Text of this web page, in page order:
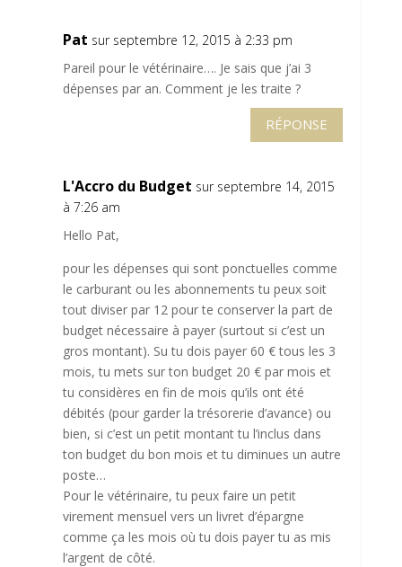
Pat sur septembre 12, 2015 à 2:33 pm
Pareil pour le vétérinaire…. Je sais que j’ai 3
dépenses par an. Comment je les traite ?
RÉPONSE
L'Accro du Budget sur septembre 14, 2015
à 7:26 am
Hello Pat,
pour les dépenses qui sont ponctuelles comme
le carburant ou les abonnements tu peux soit
tout diviser par 12 pour te conserver la part de
budget nécessaire à payer (surtout si c’est un
gros montant). Su tu dois payer 60 € tous les 3
mois, tu mets sur ton budget 20 € par mois et
tu considères en fin de mois qu’ils ont été
débités (pour garder la trésorerie d’avance) ou
bien, si c’est un petit montant tu l’inclus dans
ton budget du bon mois et tu diminues un autre
poste…
Pour le vétérinaire, tu peux faire un petit
virement mensuel vers un livret d’épargne
comme ça les mois où tu dois payer tu as mis
l’argent de côté.